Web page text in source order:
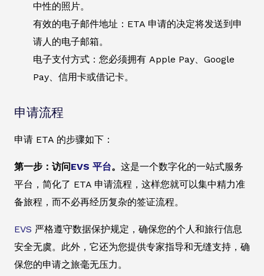
中性的照片。
有效的电子邮件地址：ETA 申请的决定将发送到申
请人的电子邮箱。
电子支付方式：您必须拥有 Apple Pay、Google
Pay、信用卡或借记卡。
申请流程
申请 ETA 的步骤如下：
第一步：访问EVS 平台。 这是一个数字化的一站式服务
平台，简化了 ETA 申请流程，这样您就可以集中精力准
备旅程，而不必再经历复杂的签证流程。
EVS 严格遵守数据保护规定，确保您的个人和旅行信息
安全无虞。此外，它还为您提供专家指导和无缝支持，确
保您的申请之旅毫无压力。